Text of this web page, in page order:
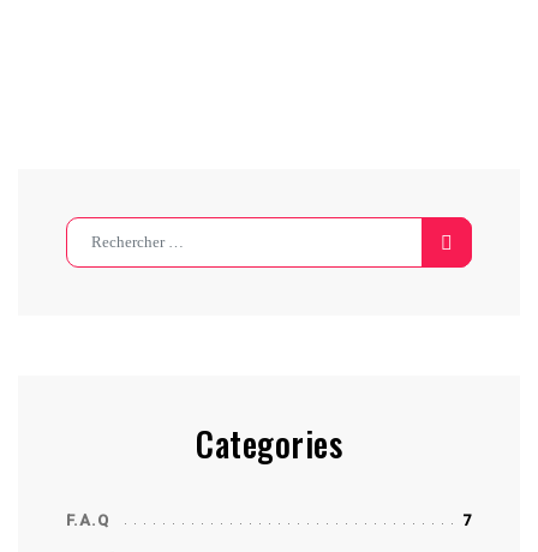
Search
Categories
F.A.Q 7